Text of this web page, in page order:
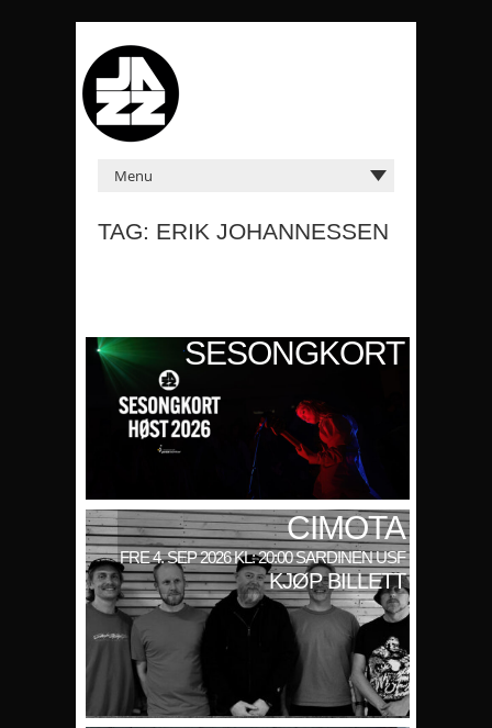
TAG: ERIK JOHANNESSEN
SESONGKORT
CIMOTA
FRE 4. SEP 2026 KL: 20:00 SARDINEN USF
KJØP BILLETT